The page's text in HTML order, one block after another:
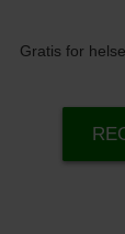
Gratis for